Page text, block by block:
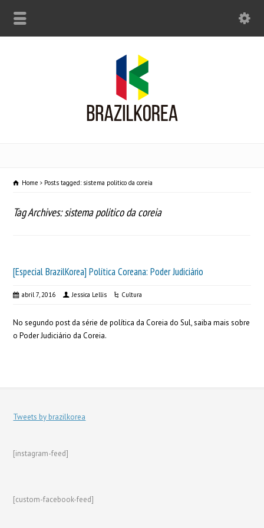
Home Posts tagged: sistema politico da coreia
Tag Archives: sistema politico da coreia
[Especial BrazilKorea] Política Coreana: Poder Judiciário
abril 7, 2016 Jessica Lellis Cultura
No segundo post da série de política da Coreia do Sul, saiba mais sobre
o Poder Judiciário da Coreia.
Tweets by brazilkorea
[instagram-feed]
[custom-facebook-feed]